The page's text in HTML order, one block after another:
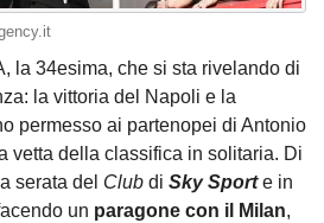
la 34esima, che si sta rivelando di
la vittoria del Napoli e la
permesso ai partenopei di Antonio
vetta della classifica in solitaria. Di
serata del Club di Sky Sporte in
un paragone con il Milan,